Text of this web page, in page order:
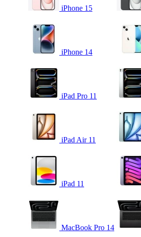
iPhone 15
iPhone 14
iPad Pro 11
iPad Air 11
iPad 11
MacBook Pro 14